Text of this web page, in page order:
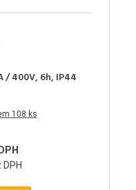
/ 400V, 6h, IP44
108 ks